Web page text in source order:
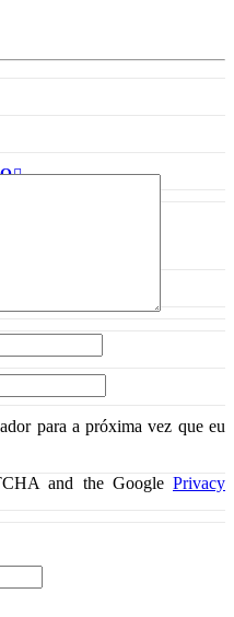
para a próxima vez que eu
and the Google Privacy